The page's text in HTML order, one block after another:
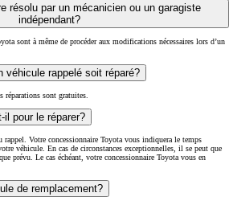
résolu par un mécanicien ou un garagiste
indépendant?
sont à même de procéder aux modifications nécessaires lors d’un
véhicule rappelé soit réparé?
réparations sont gratuites.
il pour le réparer?
Votre concessionnaire Toyota vous indiquera le temps
véhicule. En cas de circonstances exceptionnelles, il se peut que
prévu. Le cas échéant, votre concessionnaire Toyota vous en
de remplacement?